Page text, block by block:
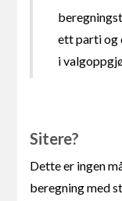
ett parti og
i
Sitere?
Dette er ingen
beregning med